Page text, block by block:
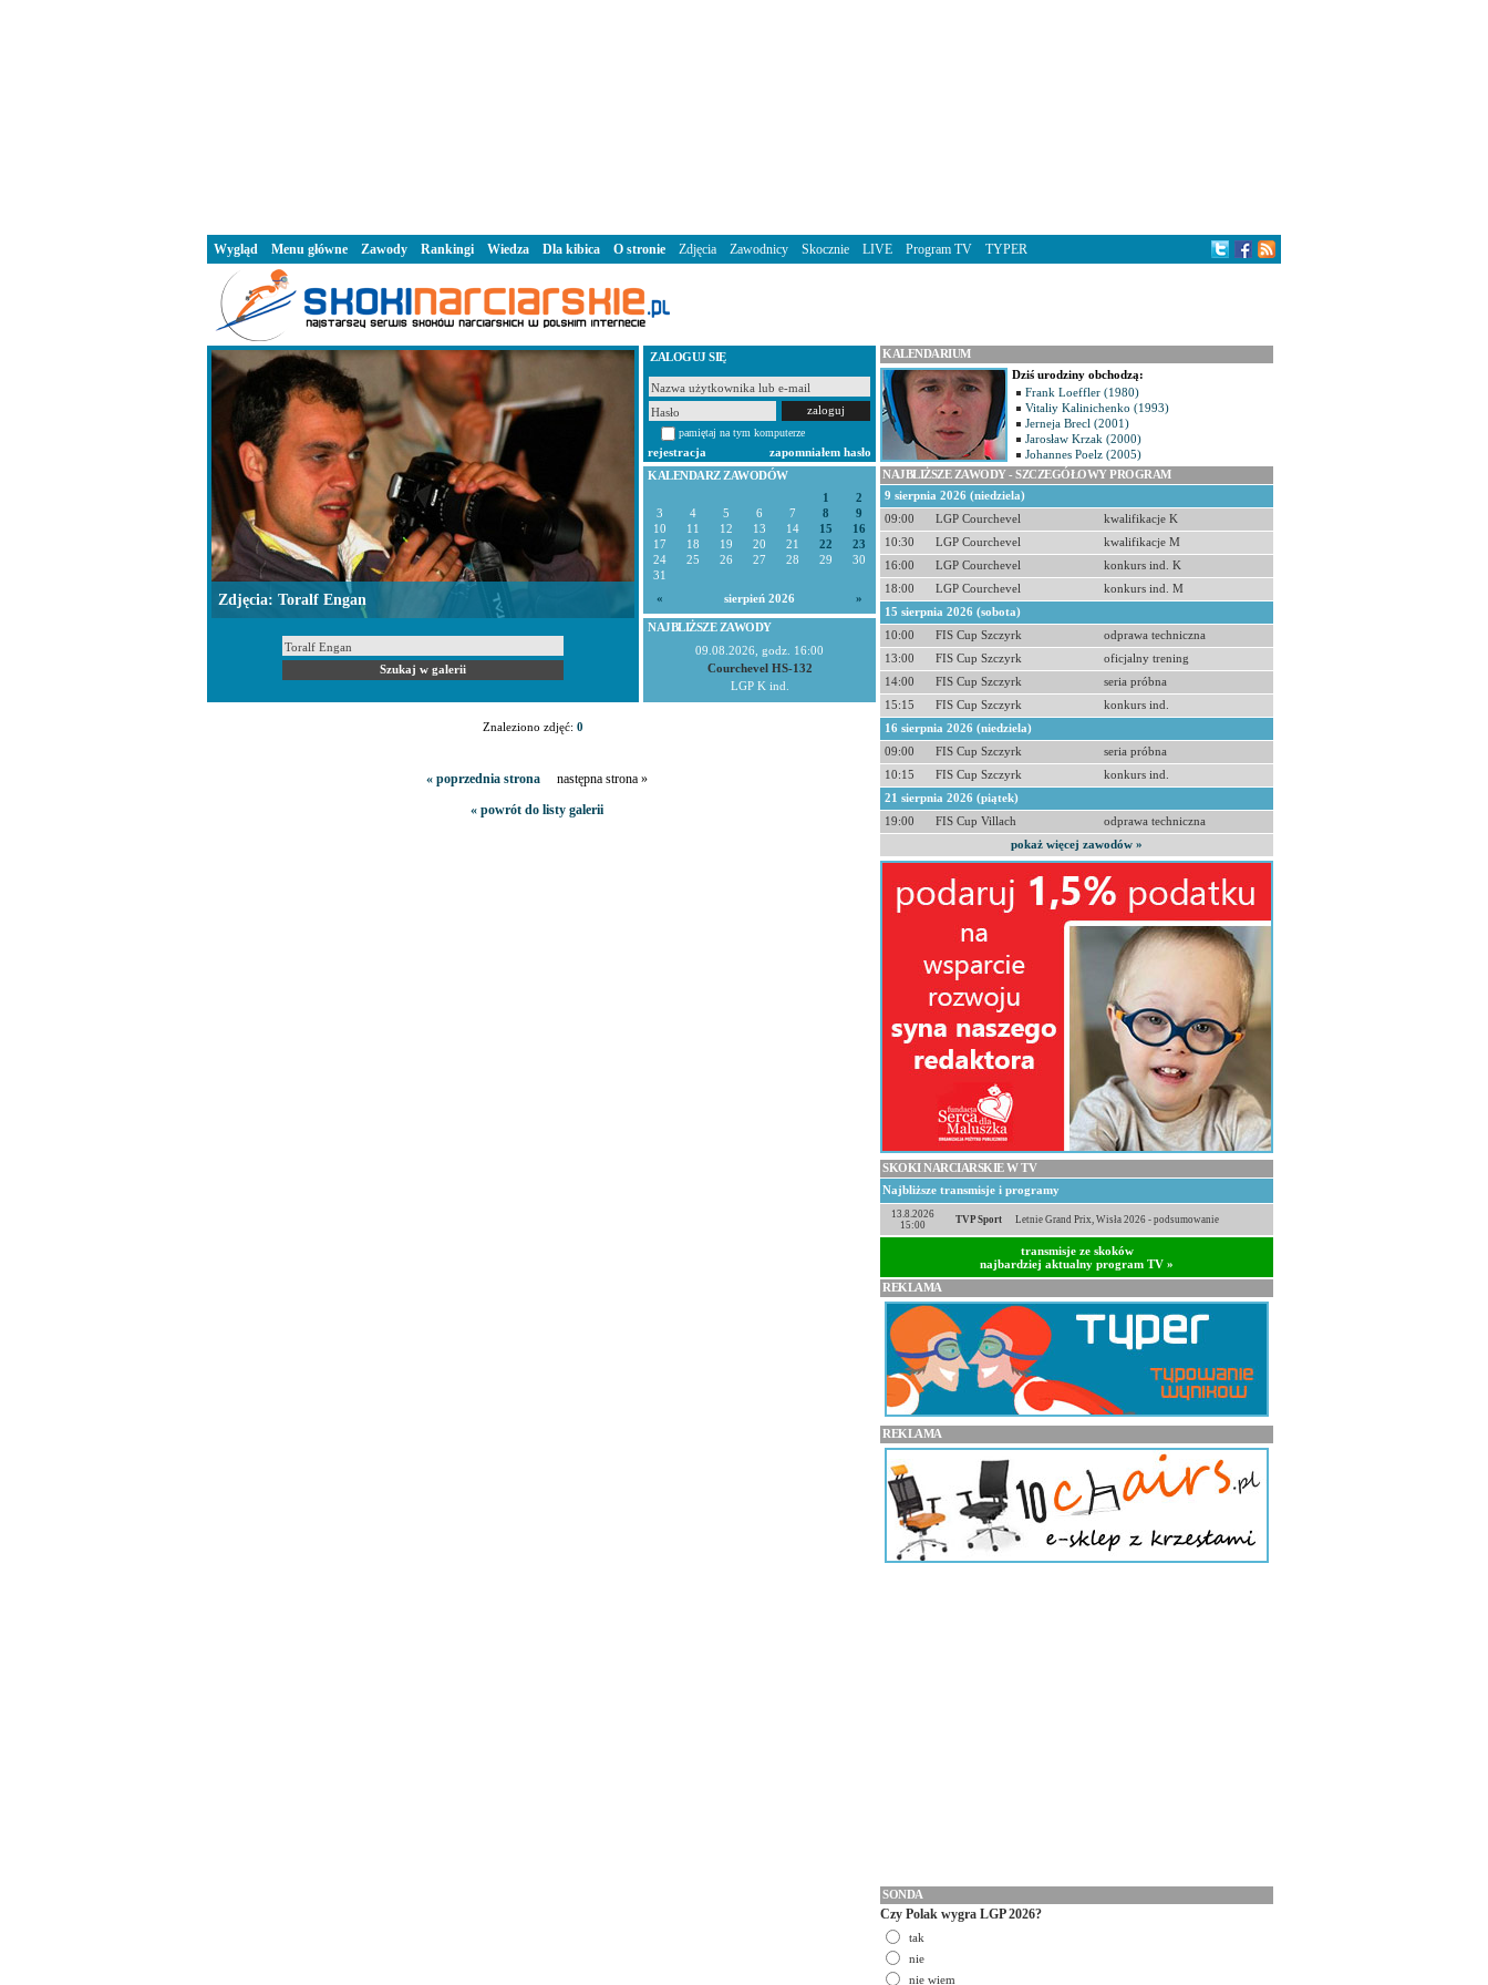
ZALOGUJ SIĘ
pamiętaj na tym komputerze
rejestracja
zapomniałem hasło
KALENDARZ ZAWODÓW
1
2
3
4 5 6 7 8
9
10
11 12 13 14 15
16
17
18 19 20 21 22
23
24
25 26 27 28 29
30
31
«
sierpień 2026 »
NAJBLIŻSZE ZAWODY
09.08.2026, godz. 16:00
Courchevel HS-132
LGP K ind.
Znaleziono zdjęć: 0
« poprzednia strona następna strona »
« powrót do listy galerii
Zdjęcia: Toralf Engan
KALENDARIUM
Dziś urodziny obchodzą:
Frank Loeffler (1980)
Vitaliy Kalinichenko (1993)
Jerneja Brecl (2001)
Jarosław Krzak (2000)
Johannes Poelz (2005)
NAJBLIŻSZE ZAWODY - SZCZEGÓŁOWY PROGRAM
9 sierpnia 2026 (niedziela)
09:00
LGP Courchevel
kwalifikacje K
10:30
LGP Courchevel
kwalifikacje M
16:00
LGP Courchevel
konkurs ind. K
18:00
LGP Courchevel
konkurs ind. M
15 sierpnia 2026 (sobota)
10:00
FIS Cup Szczyrk
odprawa techniczna
13:00
FIS Cup Szczyrk
oficjalny trening
14:00
FIS Cup Szczyrk
seria próbna
15:15
FIS Cup Szczyrk
konkurs ind.
16 sierpnia 2026 (niedziela)
09:00
FIS Cup Szczyrk
seria próbna
10:15
FIS Cup Szczyrk
konkurs ind.
21 sierpnia 2026 (piątek)
19:00
FIS Cup Villach
odprawa techniczna
pokaż więcej zawodów »
SKOKI NARCIARSKIE W TV
Najbliższe transmisje i programy
13.8.2026
15:00
TVP Sport Letnie Grand Prix, Wisła 2026 - podsumowanie
transmisje ze skoków
najbardziej aktualny program TV »
REKLAMA
REKLAMA
SONDA
Czy Polak wygra LGP 2026?
tak
nie
nie wiem
Wygląd Menu główne Zawody Rankingi Wiedza Dla kibica O stronie Zdjęcia Zawodnicy Skocznie LIVE Program TV TYPER